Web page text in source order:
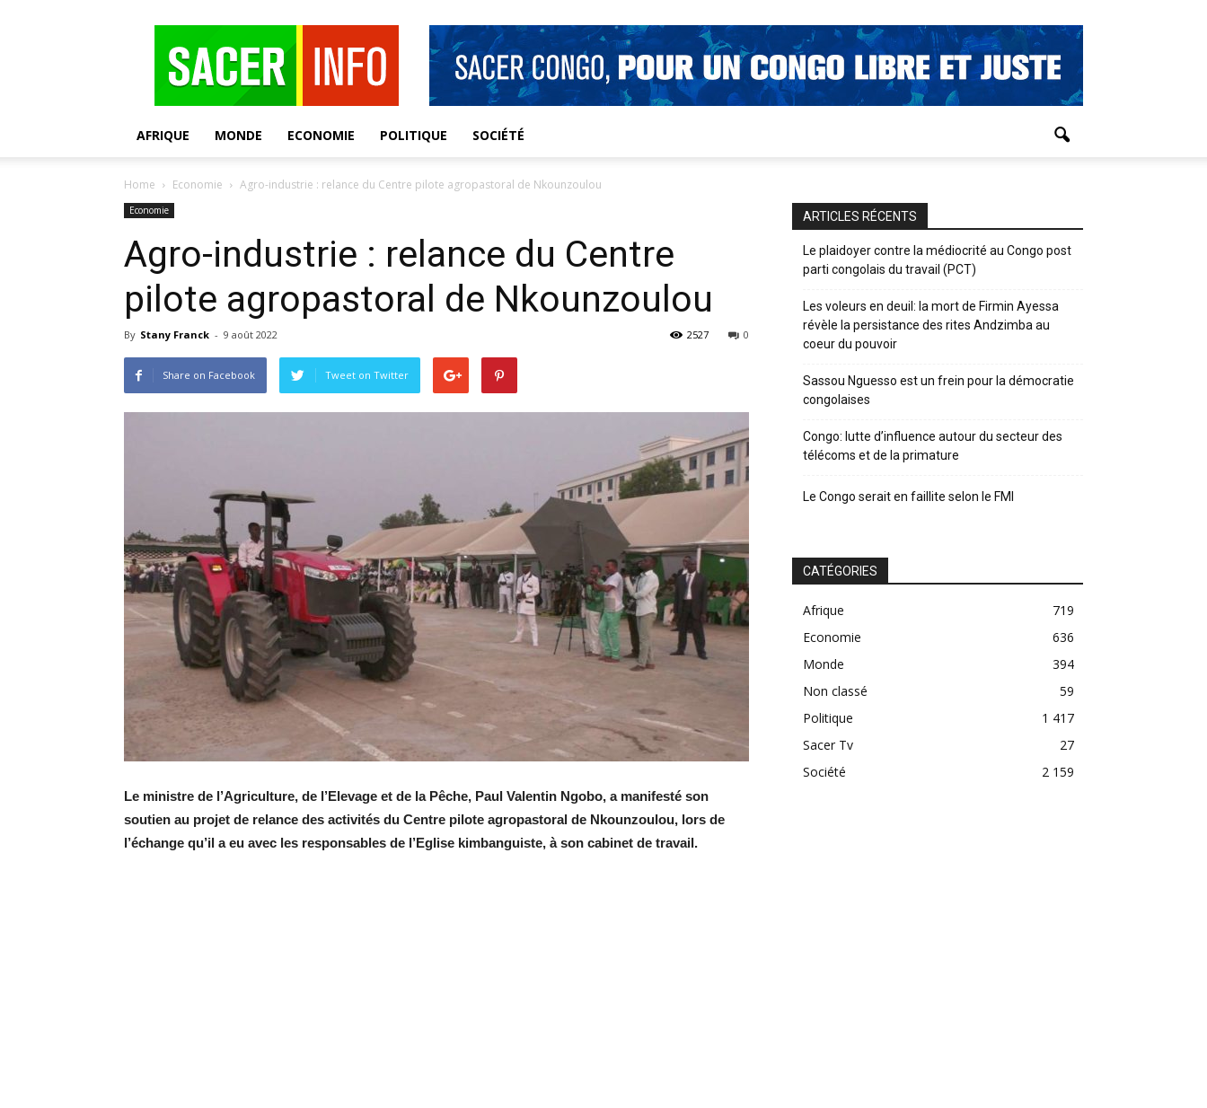
AFRIQUE MONDE ECONOMIE POLITIQUE SOCIÉTÉ
Home Economie Agro-industrie : relance du Centre pilote agropastoral de Nkounzoulou
Economie
Agro-industrie : relance du Centre
pilote agropastoral de Nkounzoulou
By Stany Franck - 9 août 2022 0
2527
Share on Facebook Tweet on Twitter
Le ministre de l’Agriculture, de l’Elevage et de la Pêche, Paul Valentin Ngobo, a manifesté son
soutien au projet de relance des activités du Centre pilote agropastoral de Nkounzoulou, lors de
l’échange qu’il a eu avec les responsables de l’Eglise kimbanguiste, à son cabinet de travail.
ARTICLES RÉCENTS
Le plaidoyer contre la médiocrité au Congo post
parti congolais du travail (PCT)
Les voleurs en deuil: la mort de Firmin Ayessa
révèle la persistance des rites Andzimba au
coeur du pouvoir
Sassou Nguesso est un frein pour la démocratie
congolaises
Congo: lutte d’influence autour du secteur des
télécoms et de la primature
Le Congo serait en faillite selon le FMI
CATÉGORIES
Afrique
719
Economie
636
Monde
394
Non classé
59
Politique
1 417
Sacer Tv
27
Société
2 159